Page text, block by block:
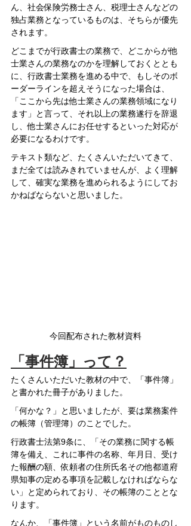
ん、社会保険労務士さん、税理士さんなどの
独占業務となっているものは、そちらが優先
されます。
どこまでが行政書士の業務で、どこからが他
士業さんの業務なのかを理解しておくととも
に、行政書士業務を進める中で、もしそのボ
ーダーラインを超えそうになった場合は、
「ここから先は他士業さんの業務領域になり
ます」と言って、それ以上の業務遂行を辞退
し、他士業さんにお任せするといった対応が
必要になるわけです。
テキスト類など、たくさんいただいてきて、
まだ全ては読みきれていませんが、よく理解
して、確実な業務を進められるようにしてお
かねばならないと思いました。
今回配布された教材資料
「事件簿」って？
たくさんいただいた教材の中で、「事件簿」
と書かれた冊子がありました。
「何かな？」と思いましたが、要は業務案件
の帳簿（管理簿）のことでした。
行政書士法第9条に、「その業務に関する帳
簿を備え、これに事件の名称、年月日、受け
た報酬の額、依頼者の住所氏名その他都道府
県知事の定める事項を記載しなければならな
い」と定められており、その帳簿のこととな
ります。
なんか、「事件簿」という名前がものものし